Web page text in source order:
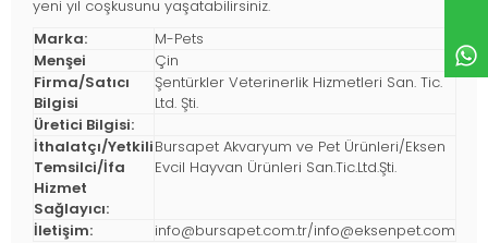
yeni yıl coşkusunu yaşatabilirsiniz.
Marka:
M-Pets
Menşei
Çin
Firma/Satıcı
Bilgisi
Şentürkler Veterinerlik Hizmetleri San. Tic.
Ltd. Şti.
Üretici Bilgisi:
İthalatçı/Yetkili
Temsilci/İfa
Hizmet
Sağlayıcı:
Bursapet Akvaryum ve Pet Ürünleri/Eksen
Evcil Hayvan Ürünleri San.Tic.Ltd.Şti.
İletişim: info@bursapet.com.tr/info@eksenpet.com